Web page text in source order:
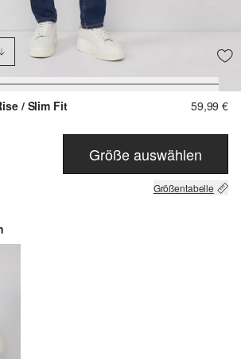
/ Slim Fit 59,99 €
Größe auswählen
Größentabelle